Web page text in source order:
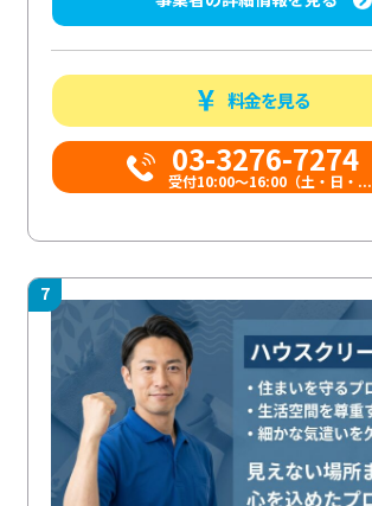
料金を見る
03-3276-7274
受付10:00〜16:00（土・日・...
7